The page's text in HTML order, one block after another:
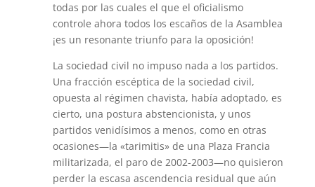
todas por las cuales el que el oficialismo
controle ahora todos los escaños de la Asamblea
¡es un resonante triunfo para la oposición!
La sociedad civil no impuso nada a los partidos.
Una fracción escéptica de la sociedad civil,
opuesta al régimen chavista, había adoptado, es
cierto, una postura abstencionista, y unos
partidos venidísimos a menos, como en otras
ocasiones—la «tarimitis» de una Plaza Francia
militarizada, el paro de 2002-2003—no quisieron
perder la escasa ascendencia residual que aún